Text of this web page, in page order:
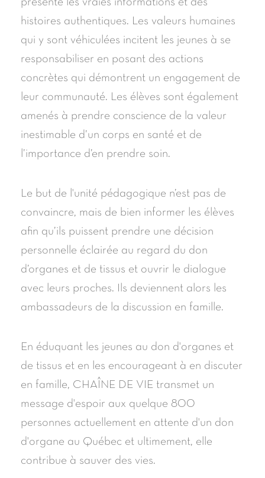
présente les vraies informations et des
histoires authentiques. Les valeurs humaines
qui y sont véhiculées incitent les jeunes à se
responsabiliser en posant des actions
concrètes qui démontrent un engagement de
leur communauté. Les élèves sont également
amenés à prendre conscience de la valeur
inestimable d’un corps en santé et de
l’importance d’en prendre soin.
Le but de l'unité pédagogique n’est pas de
convaincre, mais de bien informer les élèves
afin qu’ils puissent prendre une décision
personnelle éclairée au regard du don
d’organes et de tissus et ouvrir le dialogue
avec leurs proches. Ils deviennent alors les
ambassadeurs de la discussion en famille.
En éduquant les jeunes au don d'organes et
de tissus et en les encourageant à en discuter
en famille, CHAÎNE DE VIE transmet un
message d'espoir aux quelque 800
personnes actuellement en attente d'un don
d'organe au Québec et ultimement, elle
contribue à sauver des vies.